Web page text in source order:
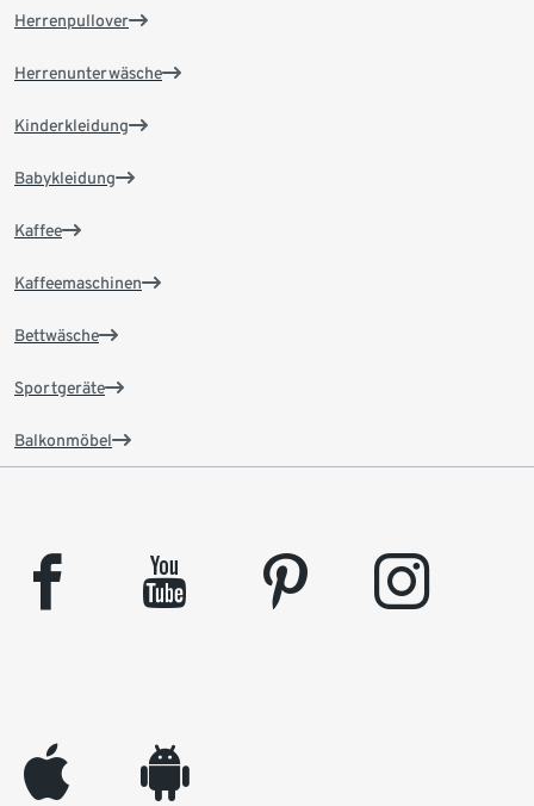
Herrenpullover
Herrenunterwäsche
Kinderkleidung
Babykleidung
Kaffee
Kaffeemaschinen
Bettwäsche
Sportgeräte
Balkonmöbel
facebook youtube pinterest instagram
appleinc android